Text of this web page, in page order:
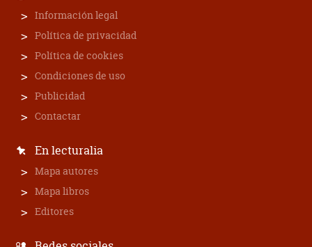
Información legal
Política de privacidad
Política de cookies
Condiciones de uso
Publicidad
Contactar
En lecturalia
Mapa autores
Mapa libros
Editores